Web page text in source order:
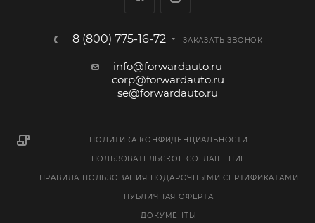
8 (800) 775-16-72 ЗАКАЗАТЬ ЗВОНОК
info@forwardauto.ru
corp@forwardauto.ru
se@forwardauto.ru
ПОЛИТИКА КОНФИДЕНЦИАЛЬНОСТИ
ПОЛЬЗОВАТЕЛЬСКОЕ СОГЛАШЕНИЕ
ПРАВИЛА ПОЛЬЗОВАНИЯ ПОДАРОЧНЫМИ СЕРТИФИКАТАМИ
ПУБЛИЧНАЯ ОФЕРТА
ДОКУМЕНТЫ